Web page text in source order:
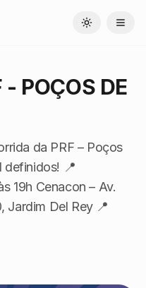
Toggle theme
- POÇOS DE
da PRF – Poços
definidos! 📍
19h Cenacon – Av.
Jardim Del Rey 📍